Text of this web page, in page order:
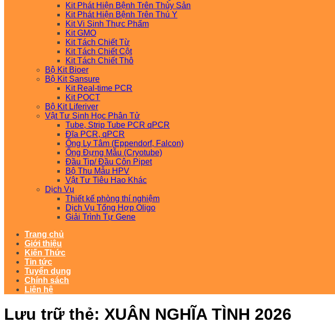
Kit Phát Hiện Bệnh Trên Thủy Sản
Kit Phát Hiện Bệnh Trên Thú Y
Kit Vi Sinh Thực Phẩm
Kit GMO
Kit Tách Chiết Từ
Kit Tách Chiết Cột
Kit Tách Chiết Thô
Bộ Kit Bioer
Bộ Kit Sansure
Kit Real-time PCR
Kit POCT
Bộ Kit Liferiver
Vật Tư Sinh Học Phân Tử
Tube, Strip Tube PCR qPCR
Đĩa PCR, qPCR
Ống Ly Tâm (Eppendorf, Falcon)
Ống Đựng Mẫu (Cryotube)
Đầu Tip/ Đầu Côn Pipet
Bộ Thu Mẫu HPV
Vật Tư Tiêu Hao Khác
Dịch Vụ
Thiết kế phòng thí nghiệm
Dịch Vụ Tổng Hợp Oligo
Giải Trình Tự Gene
Trang chủ
Giới thiệu
Kiến Thức
Tin tức
Tuyển dụng
Chính sách
Liên hệ
Lưu trữ thẻ: XUÂN NGHĨA TÌNH 2026